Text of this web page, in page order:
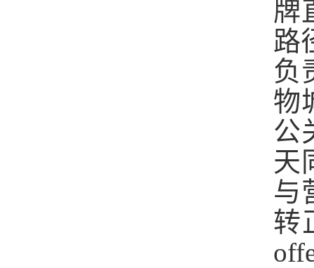
牌
路
负
物
公
天
与
转